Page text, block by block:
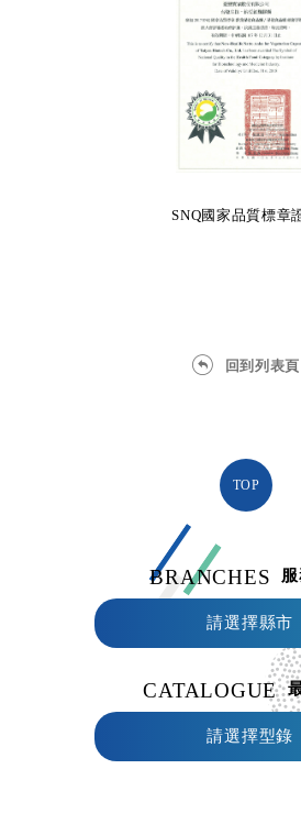
SNQ國家品質標章
回到列表頁
BRANCHES
請選擇縣市
CATALOGUE
請選擇型錄
TOP